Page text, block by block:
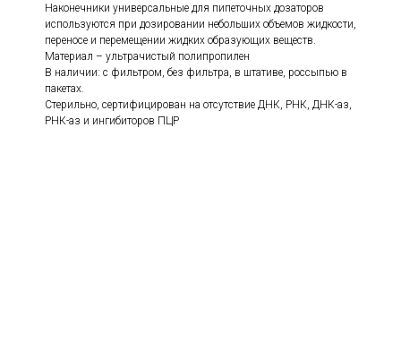
Наконечники универсальные для пипеточных дозаторов
используются при дозировании небольших объемов жидкости,
переносе и перемещении жидких образующих веществ.
Материал – ультрачистый полипропилен
В наличии: с фильтром, без фильтра, в штативе, россыпью в
пакетах.
Стерильно, сертифицирован на отсутствие ДНК, РНК, ДНК-аз,
РНК-аз и ингибиторов ПЦР